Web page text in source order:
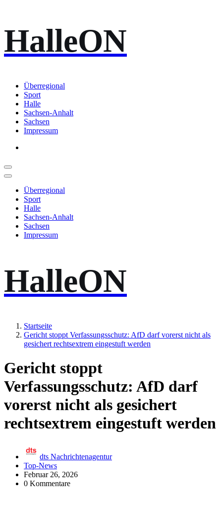
Inhalt
springen
HalleON
Überregional
Sport
Halle
Sachsen-Anhalt
Sachsen
Impressum
Überregional
Sport
Halle
Sachsen-Anhalt
Sachsen
Impressum
HalleON
Startseite
Gericht stoppt Verfassungsschutz: AfD darf vorerst nicht als
gesichert rechtsextrem eingestuft werden
Gericht stoppt
Verfassungsschutz: AfD darf
vorerst nicht als gesichert
rechtsextrem eingestuft werden
dts Nachrichtenagentur
Top-News
Februar 26, 2026
0 Kommentare